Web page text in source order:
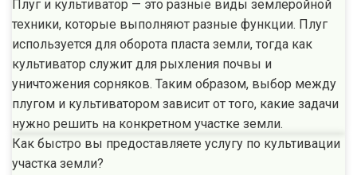
Плуг и культиватор — это разные виды землеройной
техники, которые выполняют разные функции. Плуг
используется для оборота пласта земли, тогда как
культиватор служит для рыхления почвы и
уничтожения сорняков. Таким образом, выбор между
плугом и культиватором зависит от того, какие задачи
нужно решить на конкретном участке земли.
Как быстро вы предоставляете услугу по культивации
участка земли?